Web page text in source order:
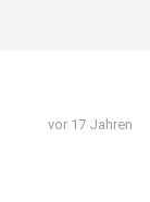
vor 17 Jahren